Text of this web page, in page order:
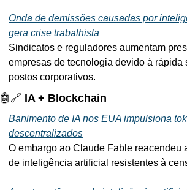
Onda de demissões causadas por
gera crise trabalhista
Sindicatos e reguladores aumentam
empresas de tecnologia devido à rápida
postos corporativos.
🤖 🔗 IA + Blockchain
Banimento de IA nos EUA impulsiona
descentralizados
O embargo ao Claude Fable reacendeu
de inteligência artificial resistentes à